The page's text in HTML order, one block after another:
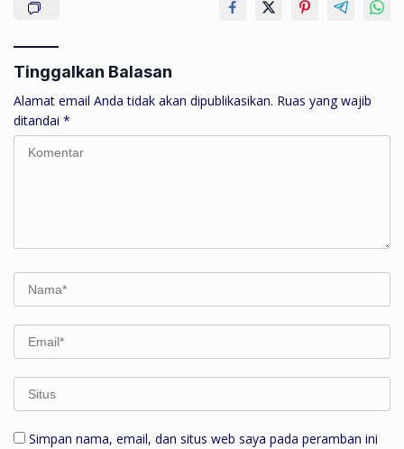
Tinggalkan Balasan
Alamat email Anda tidak akan dipublikasikan. Ruas yang wajib
ditandai *
Simpan nama, email, dan situs web saya pada peramban ini